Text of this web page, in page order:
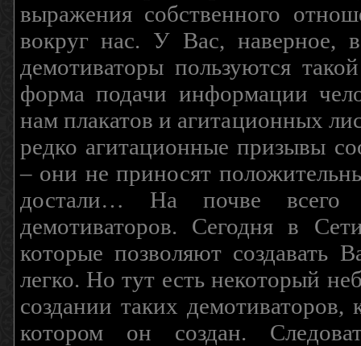
выражения собственного
вокруг нас. У Вас, наверное,
демотиваторы пользуются
форма подачи информации
нам плакатов и агитационных
редко агитационные призывы
– они не приносят
достали… На почве всего
демотиваторов. Сегодня в
которые позволяют создавать
легко. Но тут есть некоторый
создании таких
котором он создан.